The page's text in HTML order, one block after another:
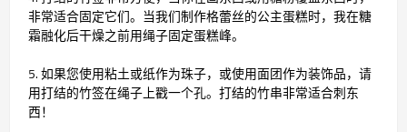
非常适合固定它们。当我们制作格蕾丝的公主蛋糕时，我在糖
霜融化后干燥之前用绳子固定蛋糕峰。
5. 如果您使用粘土或纸作为珠子，或使用面团作为装饰品，请
用打结的竹签在绳子上戳一个孔。打结的竹串非常适合刺东
西！